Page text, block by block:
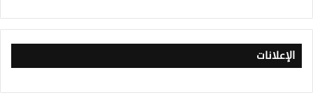
الإعلانات